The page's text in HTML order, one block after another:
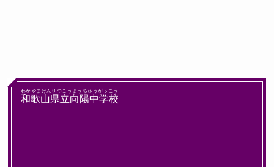
和歌山県立向陽中学校
わかやまけんりつこうようちゅうがっこう